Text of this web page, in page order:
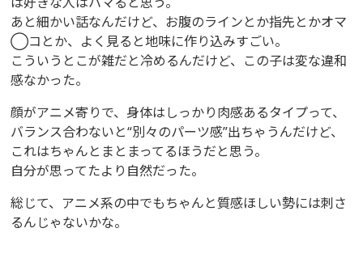
あと細かい話なんだけど、お腹のラインとか指先とかオマ
◯コとか、よく見ると地味に作り込みすごい。
こういうとこが雑だと冷めるんだけど、この子は変な違和
感なかった。
顔がアニメ寄りで、身体はしっかり肉感あるタイプって、
バランス合わないと“別々のパーツ感”出ちゃうんだけど、
これはちゃんとまとまってるほうだと思う。
自分が思ってたより自然だった。
総じて、アニメ系の中でもちゃんと質感ほしい勢には刺さ
るんじゃないかな。